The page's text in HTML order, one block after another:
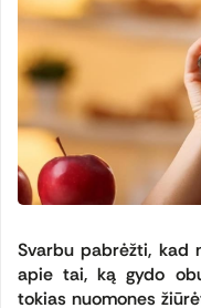
Svarbu pabrėžti, kad
apie tai, ką gydo
tokias nuomones